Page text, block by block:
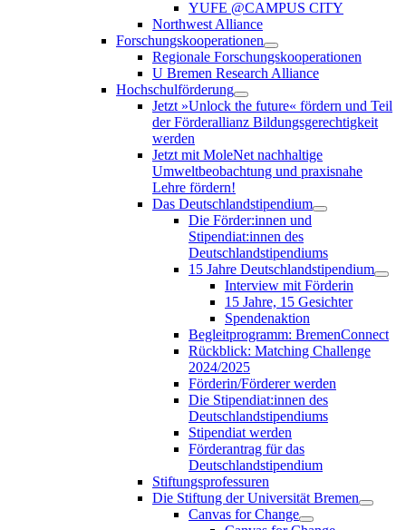
YUFE @CAMPUS CITY
Northwest Alliance
Forschungskooperationen
Regionale Forschungskooperationen
U Bremen Research Alliance
Hochschulförderung
Jetzt »Unlock the future« fördern und Teil
der Förderallianz Bildungsgerechtigkeit
werden
Jetzt mit MoleNet nachhaltige
Umweltbeobachtung und praxisnahe
Lehre fördern!
Das Deutschlandstipendium
Die Förder:innen und
Stipendiat:innen des
Deutschlandstipendiums
15 Jahre Deutschlandstipendium
Interview mit Förderin
15 Jahre, 15 Gesichter
Spendenaktion
Begleitprogramm: BremenConnect
Rückblick: Matching Challenge
2024/2025
Förderin/Förderer werden
Die Stipendiat:innen des
Deutschlandstipendiums
Stipendiat werden
Förderantrag für das
Deutschlandstipendium
Stiftungsprofessuren
Die Stiftung der Universität Bremen
Canvas for Change